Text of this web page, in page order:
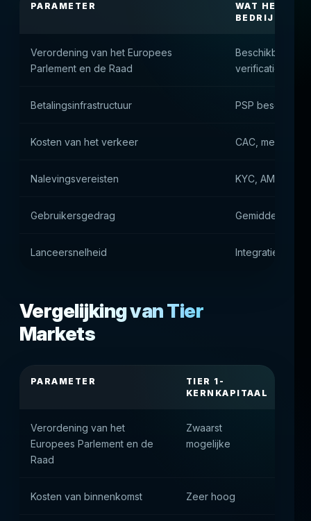
PARAMETER
WAT HET
BEDRIJF
Verordening van het Europees
Parlement en de Raad
Betalingsinfrastructuur PSP
Kosten van het verkeer CAC,
Nalevingsvereisten KYC, AML,
Gebruikersgedrag Gemiddelde
Lanceersnelheid Integratie en
Vergelijking van Tier
Markets
PARAMETER
TIER 1-
KERNKAPITAAL
Verordening van het
Europees Parlement en de
Raad
Zwaarst
mogelijke
Kosten van binnenkomst Zeer hoog